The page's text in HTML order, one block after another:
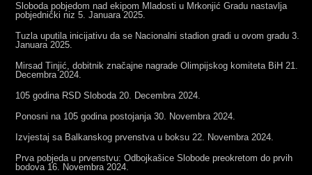
Sloboda pobjedom nad ekipom Mladosti u Mrkonjić Gradu nastavlja
pobjednički niz 5. Januara 2025.
Tuzla uputila inicijativu da se Nacionalni stadion gradi u ovom gradu 3.
Januara 2025.
Mirsad Tinjić, dobitnik značajne nagrade Olimpijskog komiteta BiH 21.
Decembra 2024.
105 godina RSD Sloboda 20. Decembra 2024.
Ponosni na 105 godina postojanja 30. Novembra 2024.
Izvjestaj sa Balkanskog prvenstva u boksu 22. Novembra 2024.
Prva pobjeda u prvenstvu: Odbojkašice Slobode preokretom do prvih
bodova 16. Novembra 2024.